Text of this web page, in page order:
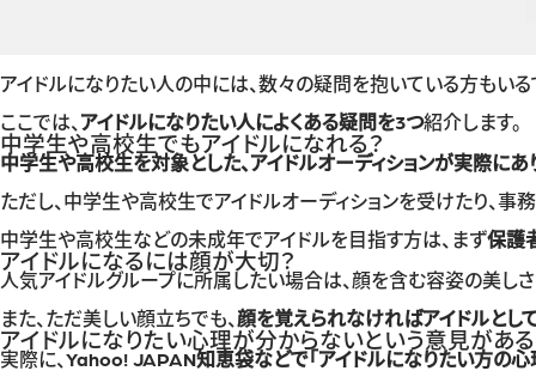
アイドルになりたい人の中には、数々の疑問を抱いている方もいる
ここでは、 アイドルになりたい人によくある疑問を3つ紹介します。
中学生や高校生でもアイドルになれる？
中学生や高校生を対象とした、アイドルオーディションが実際にあ
ただし、中学生や高校生でアイドルオーディションを受けたり、事
中学生や高校生などの未成年でアイドルを目指す方は、まず保護
アイドルになるには顔が大切？
人気アイドルグループに所属したい場合は、顔を含む容姿の美し
また、ただ美しい顔立ちでも、 顔を覚えられなければアイドルとし
アイドルになりたい心理が分からないという意見があ
実際に、 Yahoo! JAPAN知恵袋などで「アイドルになりたい方の心